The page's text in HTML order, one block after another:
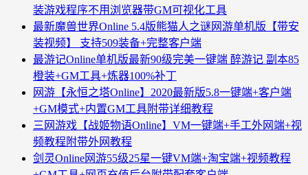
装游戏程序不用浏览器带GM可视化工具
最新魔兽世界Online 5.4版熊猫人之谜网游单机版【带安
装视频】 支持509装备+完整客户端
最游记Online单机版最新90级完美一键端 醉游记 副本85
橙装+GM工具+炼器100%补丁
网游【永恒之塔Online】2020最新版5.8一键端+客户端
+GM模式+内置GM工具附带详细教程
三网游戏【战姬物语Online】VM一键端+手工外网端+视
频教程附带外网教程
剑灵Online网游55级25星一键VM端+淘宝端+视频教程